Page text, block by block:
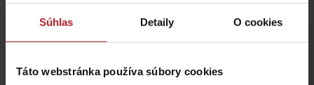
Súhlas Detaily O cookies
Táto webstránka používa súbory cookies